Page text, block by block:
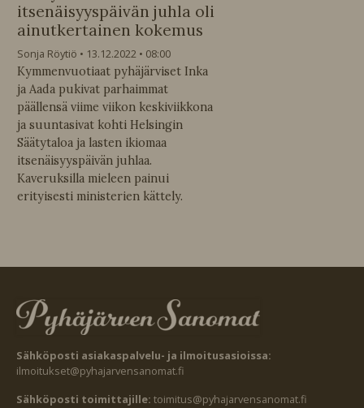
itsenäisyyspäivän juhla oli
ainutkertainen kokemus
Sonja Röytiö 13.12.2022
08:00
Kymmenvuotiaat pyhäjärviset Inka
ja Aada pukivat parhaimmat
päällensä viime viikon keskiviikkona
ja suuntasivat kohti Helsingin
Säätytaloa ja lasten ikiomaa
itsenäisyyspäivän juhlaa.
Kaveruksilla mieleen painui
erityisesti ministerien kättely.
Sähköposti asiakaspalvelu- ja ilmoitusasioissa:
ilmoitukset@pyhajarvensanomat.fi
Sähköposti toimittajille: toimitus@pyhajarvensanomat.fi